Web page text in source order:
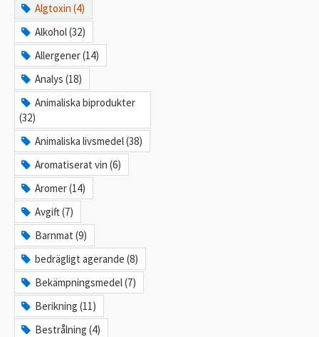
Algtoxin (4)
Alkohol (32)
Allergener (14)
Analys (18)
Animaliska biprodukter
(32)
Animaliska livsmedel (38)
Aromatiserat vin (6)
Aromer (14)
Avgift (7)
Barnmat (9)
bedrägligt agerande (8)
Bekämpningsmedel (7)
Berikning (11)
Bestrålning (4)